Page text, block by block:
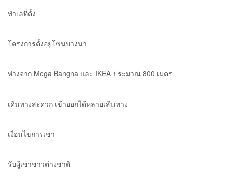
ทำเลที่ตั้ง
โครงการตั้งอยู่โซนบางนา
ห่างจาก Mega Bangna และ IKEA ประมาณ 800 เมตร
เดินทางสะดวก เข้าออกได้หลายเส้นทาง
เงื่อนไขการเช่า
รับผู้เช่าชาวต่างชาติ